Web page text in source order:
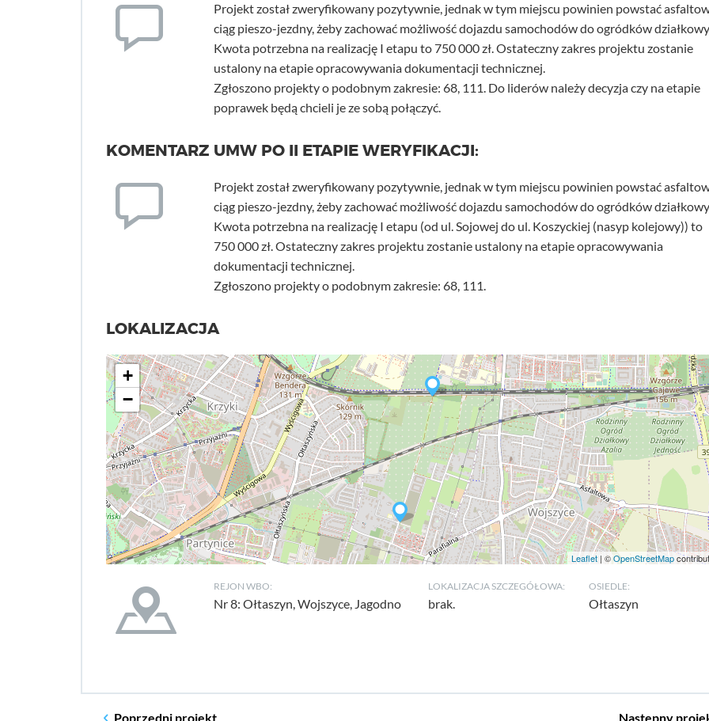
Projekt został zweryfikowany pozytywnie, jednak w tym miejscu powinien powstać
ciąg pieszo-jezdny, żeby zachować możliwość dojazdu samochodów do ogródków
Kwota potrzebna na realizację I etapu to 750 000 zł. Ostateczny zakres projektu zostanie
ustalony na etapie opracowywania dokumentacji technicznej.
Zgłoszono projekty o podobnym zakresie: 68, 111. Do liderów należy decyzja czy na etapie
poprawek będą chcieli je ze sobą połączyć.
KOMENTARZ UMW PO II ETAPIE WERYFIKACJI:
Projekt został zweryfikowany pozytywnie, jednak w tym miejscu powinien powstać
ciąg pieszo-jezdny, żeby zachować możliwość dojazdu samochodów do ogródków
Kwota potrzebna na realizację I etapu (od ul. Sojowej do ul. Koszyckiej (nasyp kolejowy)) to
750 000 zł. Ostateczny zakres projektu zostanie ustalony na etapie opracowywania
dokumentacji technicznej.
Zgłoszono projekty o podobnym zakresie: 68, 111.
LOKALIZACJA
+
−
Leaflet| ©OpenStreetMap
REJON WBO:
Nr 8: Ołtaszyn, Wojszyce, Jagodno
LOKALIZACJA SZCZEGÓŁOWA:
brak.
OSIEDLE:
Ołtaszyn
Poprzedni projekt Następny